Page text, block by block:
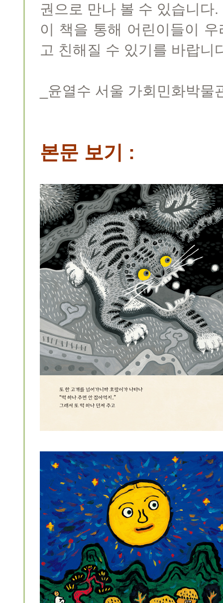
권으로 만나 볼 수 있습니다.
이 책을 통해 어린이들이
고 친해질 수 있기를 바랍니
_윤열수 서울 가회민화박물
본문 보기 :